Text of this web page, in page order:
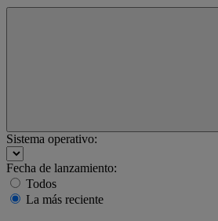
Sistema operativo:
Fecha de lanzamiento:
Todos
La más reciente